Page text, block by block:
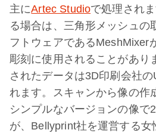
主にArtec Studioで処理され
る場合は、三角形メッシュの
フトウェアであるMeshMixer
彫刻に使用されることがあり
されたデータは3D印刷会社
れます。スキャンから像の作
シンプルなバージョンの像で
が、Bellyprint社を運営する女